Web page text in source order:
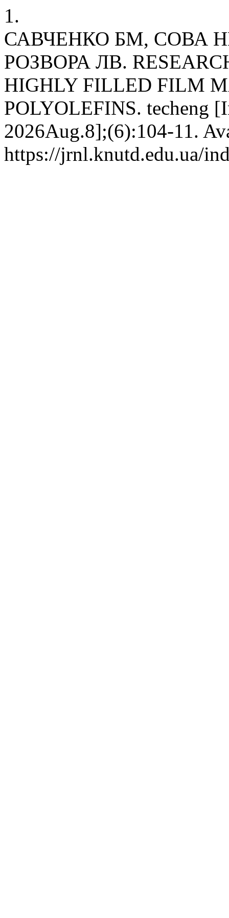
1.
САВЧЕНКО БМ, СОВА
РОЗВОРА ЛВ.
HIGHLY FILLED FILM
POLYOLEFINS. techeng
2026Aug.8];(6):104-11.
https://jrnl.knutd.edu.ua/